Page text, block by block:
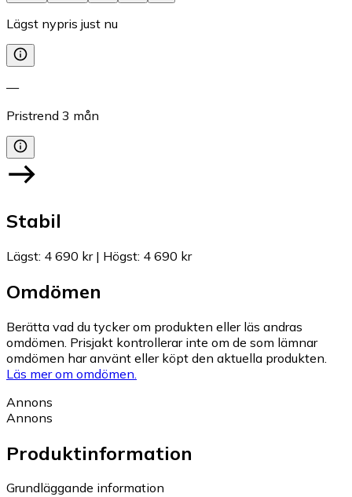
Lägst nypris just nu
—
Pristrend 3 mån
Stabil
Lägst: 4 690 kr| Högst: 4 690 kr
Omdömen
Berätta vad du tycker om produkten eller läs andras
omdömen. Prisjakt kontrollerar inte om de som lämnar
omdömen har använt eller köpt den aktuella produkten.
Läs mer om omdömen.
Annons
Annons
Produktinformation
Grundläggande information